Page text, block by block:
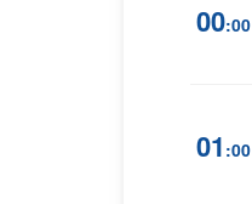
00:00
01 :00